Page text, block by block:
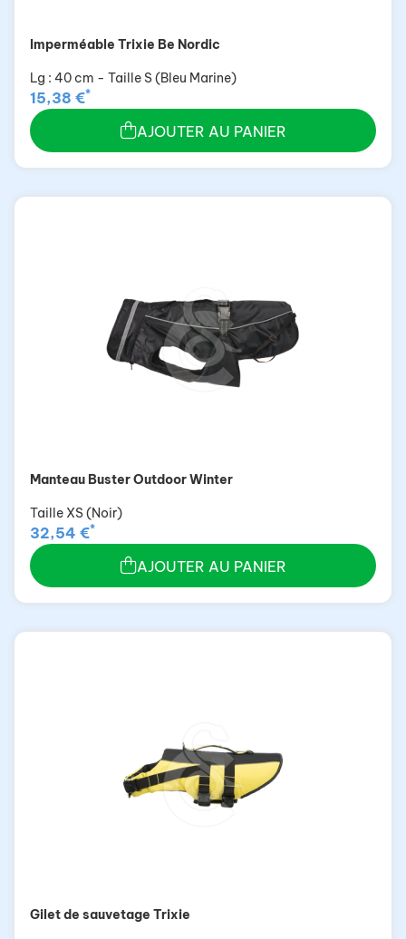
Imperméable Trixie Be Nordic
Lg : 40 cm - Taille S (Bleu Marine)
15,38 €*
AJOUTER AU PANIER
Manteau Buster Outdoor Winter
Taille XS (Noir)
32,54 €*
AJOUTER AU PANIER
Gilet de sauvetage Trixie